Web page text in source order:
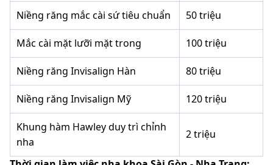
Niềng răng mắc cài sứ tiêu chuẩn 50 triệu
Mắc cài mặt lưỡi mặt trong 100 triệu
Niềng răng Invisalign Hàn 80 triệu
Niềng răng Invisalign Mỹ 120 triệu
Khung hàm Hawley duy trì chỉnh
nha
2 triệu